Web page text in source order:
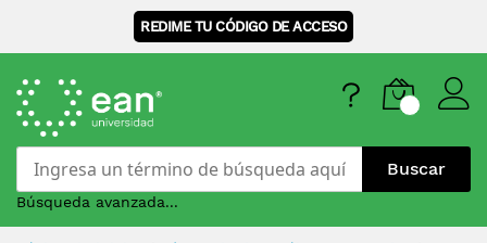
REDIME TU CÓDIGO DE ACCESO
Buscar
Búsqueda avanzada...
Skip